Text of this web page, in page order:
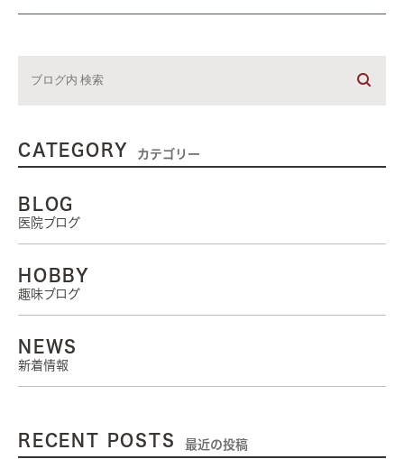
CATEGORY カテゴリー
BLOG
医院ブログ
HOBBY
趣味ブログ
NEWS
新着情報
RECENT POSTS 最近の投稿